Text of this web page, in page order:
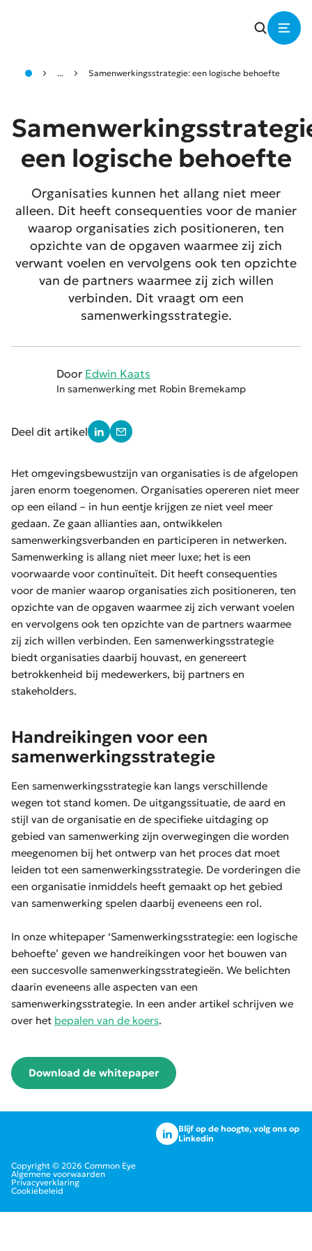
... Samenwerkingsstrategie: een logische behoefte
een logische behoefte
Organisaties kunnen het allang niet meer
alleen. Dit heeft consequenties voor de manier
waarop organisaties zich positioneren, ten
opzichte van de opgaven waarmee zij zich
verwant voelen en vervolgens ook ten opzichte
van de partners waarmee zij zich willen
verbinden. Dit vraagt om een
samenwerkingsstrategie.
Door Edwin Kaats
In samenwerking met Robin Bremekamp
Deel dit artikel
Het omgevingsbewustzijn van organisaties is de afgelopen
jaren enorm toegenomen. Organisaties opereren niet meer
op een eiland – in hun eentje krijgen ze niet veel meer
gedaan. Ze gaan allianties aan, ontwikkelen
samenwerkingsverbanden en participeren in netwerken.
Samenwerking is allang niet meer luxe; het is een
voorwaarde voor continuïteit. Dit heeft consequenties
voor de manier waarop organisaties zich positioneren, ten
opzichte van de opgaven waarmee zij zich verwant voelen
en vervolgens ook ten opzichte van de partners waarmee
zij zich willen verbinden. Een samenwerkingsstrategie
biedt organisaties daarbij houvast, en genereert
betrokkenheid bij medewerkers, bij partners en
stakeholders.
Handreikingen voor een
samenwerkingsstrategie
Een samenwerkingsstrategie kan langs verschillende
wegen tot stand komen. De uitgangssituatie, de aard en
stijl van de organisatie en de specifieke uitdaging op
gebied van samenwerking zijn overwegingen die worden
meegenomen bij het ontwerp van het proces dat moet
leiden tot een samenwerkingsstrategie. De vorderingen die
een organisatie inmiddels heeft gemaakt op het gebied
van samenwerking spelen daarbij eveneens een rol.
In onze whitepaper ‘Samenwerkingsstrategie: een logische
behoefte’ geven we handreikingen voor het bouwen van
een succesvolle samenwerkingsstrategieën. We belichten
daarin eveneens alle aspecten van een
samenwerkingsstrategie. In een ander artikel schrijven we
over het bepalen van de koers.
Download de whitepaper
Copyright © 2026 Common Eye
Algemene voorwaarden
Privacyverklaring
Cookiebeleid
Blijf op de hoogte, volg ons op
Linkedin